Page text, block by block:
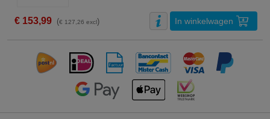
€ 153,99 (€ 127,26 excl) In winkelwagen